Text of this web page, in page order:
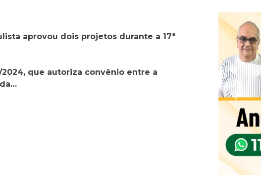
aprovou dois projetos durante a 17ª
que autoriza convênio entre a